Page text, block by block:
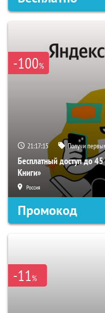
-100%
21:17:13 Получи
Бесплатный доступ до
Книги»
Россия
Промокод
-11%